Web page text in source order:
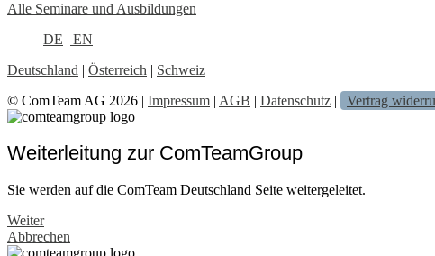
Alle Seminare und Ausbildungen
DE | EN
Deutschland | Österreich | Schweiz
© ComTeam AG 2026 | Impressum | AGB | Datenschutz | Vertrag
Weiterleitung zur ComTeamGroup
Sie werden auf die ComTeam Deutschland Seite weitergeleitet.
Weiter
Abbrechen